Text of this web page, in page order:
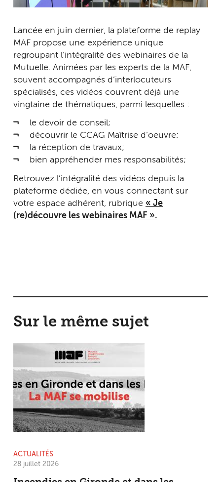
Lancée en juin dernier, la plateforme de replay
MAF propose une expérience unique
regroupant l’intégralité des webinaires de la
Mutuelle. Animées par les experts de la MAF,
souvent accompagnés d’interlocuteurs
spécialisés, ces vidéos couvrent déjà une
vingtaine de thématiques, parmi lesquelles :
le devoir de conseil;
découvrir le CCAG Maîtrise d’oeuvre;
la réception de travaux;
bien appréhender mes responsabilités;
Retrouvez l’intégralité des vidéos depuis la
plateforme dédiée, en vous connectant sur
votre espace adhérent, rubrique « Je
(re)découvre les webinaires MAF ».
Sur le même sujet
ACTUALITÉS
28 juillet 2026